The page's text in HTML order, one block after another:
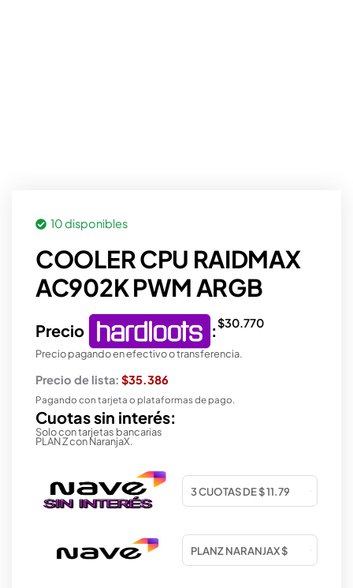
10 disponibles
COOLER CPU RAIDMAX
AC902K PWM ARGB
Precio :$30.770
Precio pagando en efectivo o transferencia.
Precio de lista: $35.386
Pagando con tarjeta o plataformas de pago.
Cuotas sin interés:
Solo con tarjetas bancarias
PLAN Z con NaranjaX.